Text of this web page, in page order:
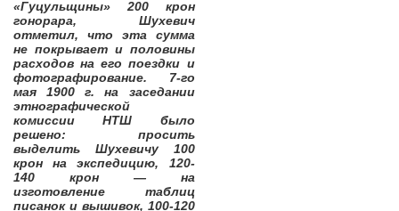
«Гуцульщины» 200 крон
гонорара, Шухевич
отметил, что эта сумма
не покрывает и половины
расходов на его поездки и
фотографирование. 7-го
мая 1900 г. на заседании
этнографической
комиссии НТШ было
решено: просить
выделить Шухевичу 100
крон на экспедицию, 120-
140 крон — на
изготовление таблиц
писанок и вышивок, 100-120